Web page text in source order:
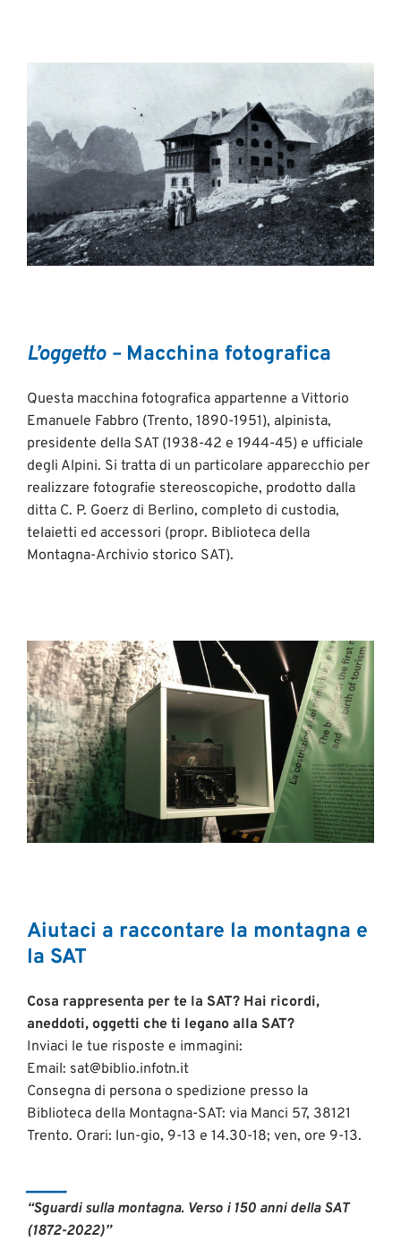
L’oggetto – Macchina fotografica
Questa macchina fotografica appartenne a Vittorio
Emanuele Fabbro (Trento, 1890-1951), alpinista,
presidente della SAT (1938-42 e 1944-45) e ufficiale
degli Alpini. Si tratta di un particolare apparecchio per
realizzare fotografie stereoscopiche, prodotto dalla
ditta C. P. Goerz di Berlino, completo di custodia,
telaietti ed accessori (propr. Biblioteca della
Montagna-Archivio storico SAT).
Aiutaci a raccontare la montagna e
la SAT
Cosa rappresenta per te la SAT? Hai ricordi,
aneddoti, oggetti che ti legano alla SAT?
Inviaci le tue risposte e immagini:
Email: sat@biblio.infotn.it
Consegna di persona o spedizione presso la
Biblioteca della Montagna-SAT: via Manci 57, 38121
Trento. Orari: lun-gio, 9-13 e 14.30-18; ven, ore 9-13.
___
“Sguardi sulla montagna. Verso i 150 anni della SAT
(1872-2022)”